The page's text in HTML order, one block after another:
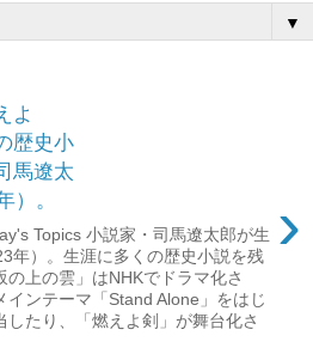
▼
よ
歴史小
馬遼太
）。
›
Topics 小説家・司馬遼太郎が生
年）。生涯に多くの歴史小説を残
の上の雲」はNHKでドラマ化さ
インテーマ「Stand Alone」をはじ
したり、「燃えよ剣」が舞台化さ